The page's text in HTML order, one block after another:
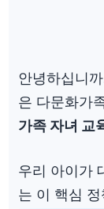
안녕하십니
은 다문화가
가족 자녀 교
우리 아이가
는 이 핵심